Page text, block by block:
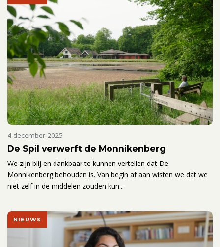
4 december 2025
De Spil verwerft de Monnikenberg
We zijn blij en dankbaar te kunnen vertellen dat De
Monnikenberg behouden is. Van begin af aan wisten we dat we
niet zelf in de middelen zouden kun...
NIEUWS